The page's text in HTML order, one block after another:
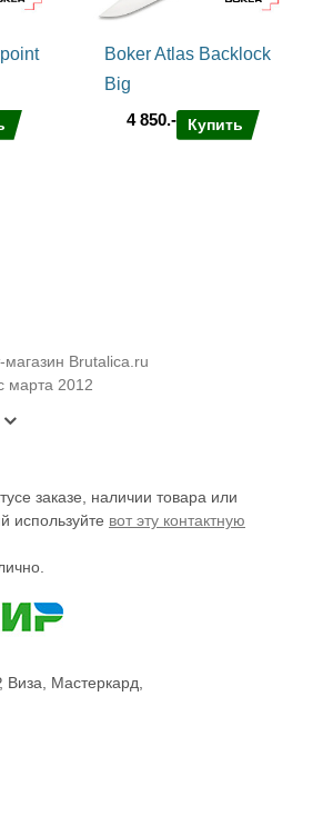
Boker Atlas Backlock
Big
4 850.-
Купить
Brutalica.ru
марта 2012
заказе, наличии товара или
используйте вот эту контактную
Мастеркард,